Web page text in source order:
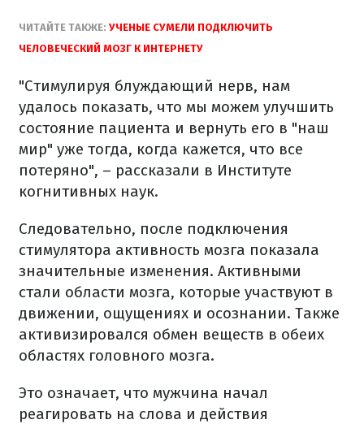
ЧИТАЙТЕ ТАКЖЕ: УЧЕНЫЕ СУМЕЛИ ПОДКЛЮЧИТЬ
ЧЕЛОВЕЧЕСКИЙ МОЗГ К ИНТЕРНЕТУ
"Стимулируя блуждающий нерв, нам
удалось показать, что мы можем улучшить
состояние пациента и вернуть его в "наш
мир" уже тогда, когда кажется, что все
потеряно", – рассказали в Институте
когнитивных наук.
Следовательно, после подключения
стимулятора активность мозга показала
значительные изменения. Активными
стали области мозга, которые участвуют в
движении, ощущениях и осознании. Также
активизировался обмен веществ в обеих
областях головного мозга.
Это означает, что мужчина начал
реагировать на слова и действия